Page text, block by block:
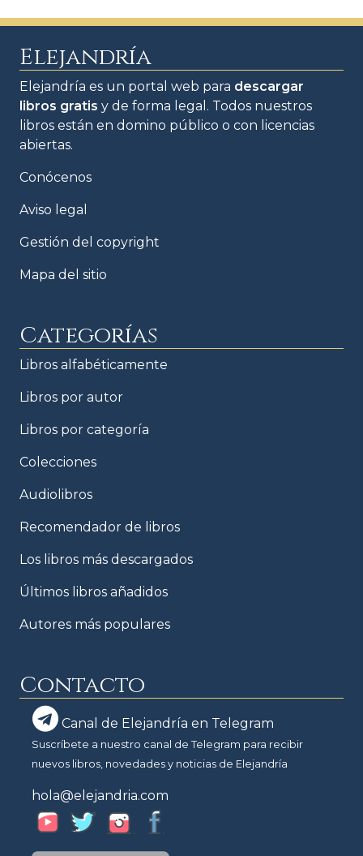
Elejandría
Elejandría es un portal web para descargar
libros gratis y de forma legal. Todos nuestros
libros están en domino público o con licencias
abiertas.
Conócenos
Aviso legal
Gestión del copyright
Mapa del sitio
Categorías
Libros alfabéticamente
Libros por autor
Libros por categoría
Colecciones
Audiolibros
Recomendador de libros
Los libros más descargados
Últimos libros añadidos
Autores más populares
Contacto
Canal de Elejandría en Telegram
Suscríbete a nuestro canal de Telegram para recibir
nuevos libros, novedades y noticias de Elejandría
hola@elejandria.com